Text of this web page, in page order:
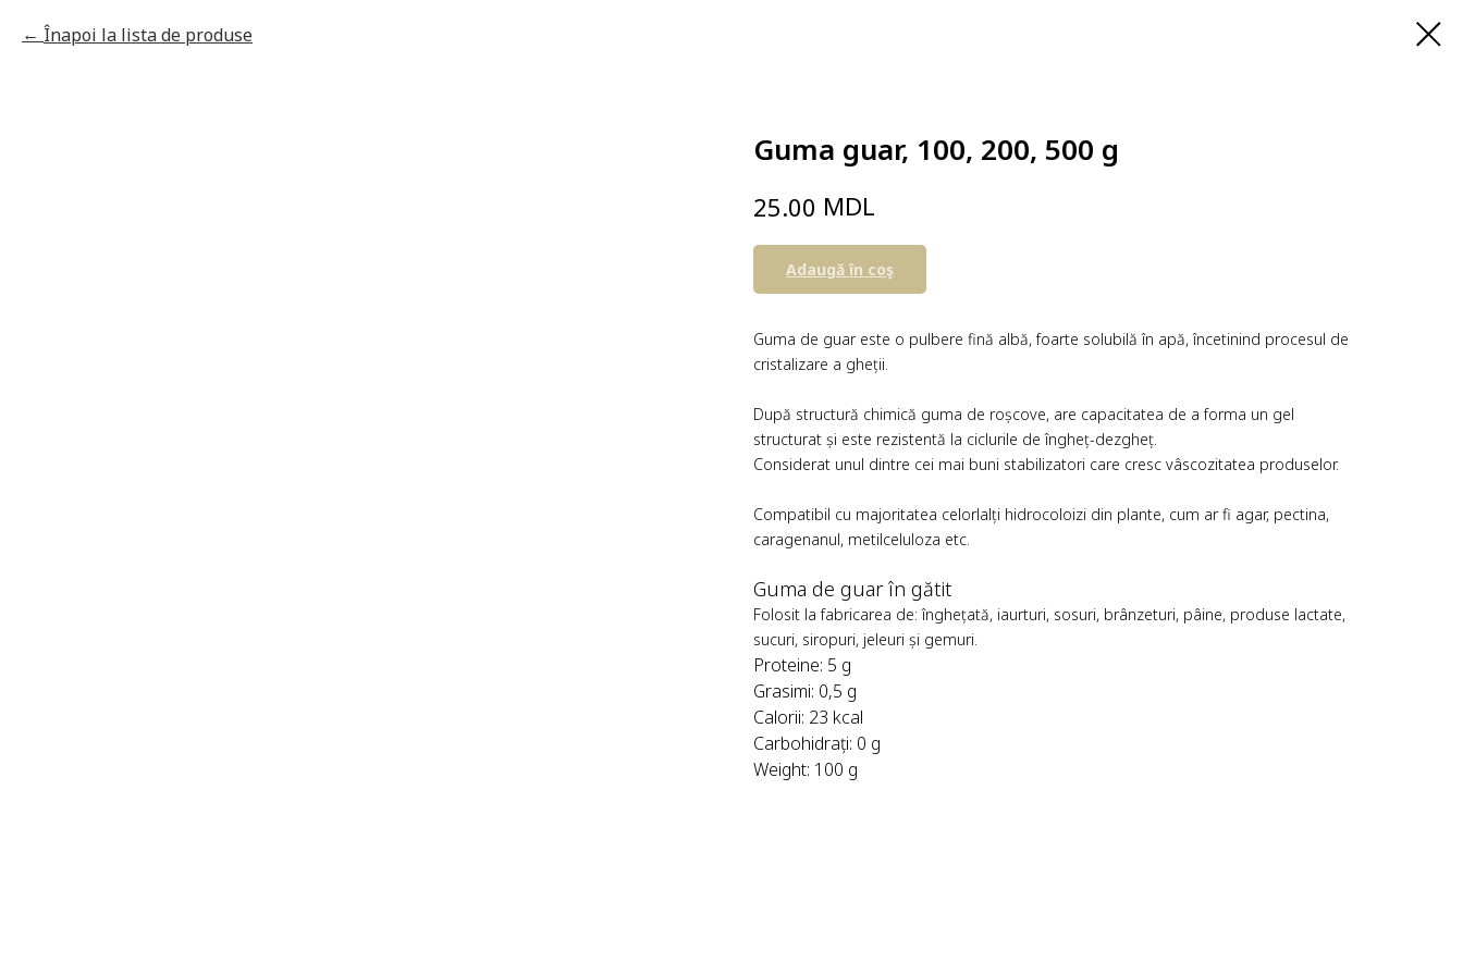
Înapoi la lista de produse
Guma guar, 100, 200, 500 g
25.00 MDL
Adaugă în coş
Guma de guar este o pulbere fină albă, foarte solubilă în apă, încetinind procesul de
cristalizare a gheții.
După structură chimică guma de roșcove, are capacitatea de a forma un gel
structurat și este rezistentă la ciclurile de îngheț-dezgheț.
Considerat unul dintre cei mai buni stabilizatori care cresc vâscozitatea produselor.
Compatibil cu majoritatea celorlalți hidrocoloizi din plante, cum ar fi agar, pectina,
caragenanul, metilceluloza etc.
Guma de guar în gătit
Folosit la fabricarea de: înghețată, iaurturi, sosuri, brânzeturi, pâine, produse lactate,
sucuri, siropuri, jeleuri și gemuri.
Proteine: 5 g
Grasimi: 0,5 g
Calorii: 23 kcal
Carbohidrați: 0 g
Weight: 100 g